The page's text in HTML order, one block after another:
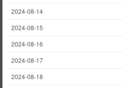
2024-08-14
2024-08-15
2024-08-16
2024-08-17
2024-08-18